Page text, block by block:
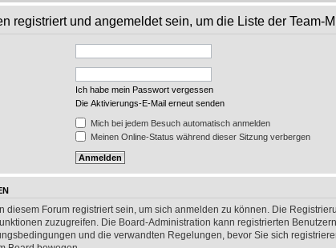
registriert und angemeldet sein, um die Liste der Team-
Ich habe mein Passwort vergessen
Die Aktivierungs-E-Mail erneut senden
Mich bei jedem Besuch automatisch anmelden
Meinen Online-Status während dieser Sitzung verbergen
diesem Forum registriert sein, um sich anmelden zu können. Die
zuzugreifen. Die Board-Administration kann registrierten
und die verwandten Regelungen, bevor Sie sich